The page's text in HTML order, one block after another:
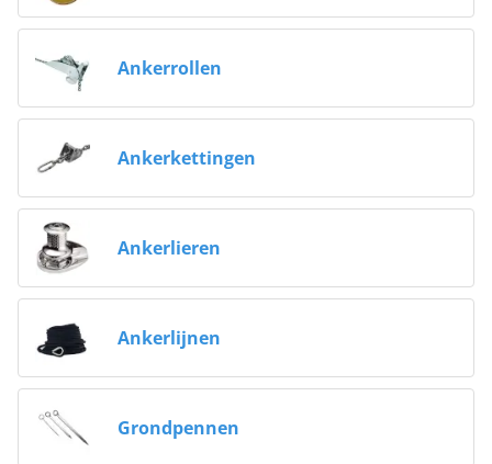
Ankerrollen
Ankerkettingen
Ankerlieren
Ankerlijnen
Grondpennen